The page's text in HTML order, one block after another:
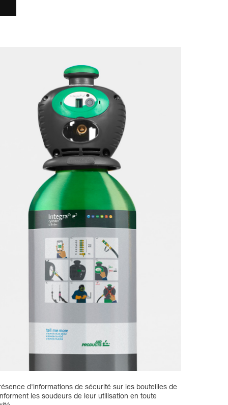
d'informations de sécurité sur les bouteilles de
les soudeurs de leur utilisation en toute